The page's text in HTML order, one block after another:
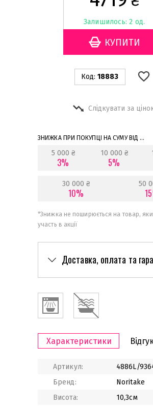
Залишилось: 2 од.
Код: 18883
Слідкувати за
ЗНИЖКА ПРИ ПОКУПЦІ НА СУМУ ВІД ...
5 000 ₴
3%
10 000 ₴
5%
30 000 ₴
10%
50
*Знижка не поширюється на товар,
участь в акції
Доставка, оплата та
Характеристики
Артикул:
4886L/
Бренд:
Noritake
Висота:
10,3см